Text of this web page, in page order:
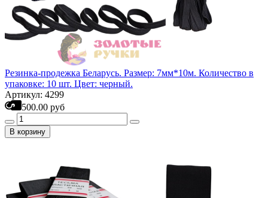
Резинка-продежка Беларусь. Размер: 7мм*10м. Количество в
упаковке: 10 шт. Цвет: черный.
Артикул: 4299
500.00 руб
В корзину